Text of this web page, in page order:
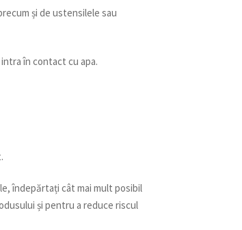
și de ustensilele sau
în contact cu apa.
îndepărtați cât mai mult posibil
și pentru a reduce riscul